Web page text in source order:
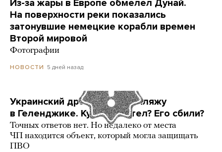
Из-за жары в Европе обмелел Дунай.
На поверхности реки показались
затонувшие немецкие корабли времен
Второй мировой
Фотографии
НОВОСТИ 5 дней назад
Украинский дрон попал по пляжу
в Геленджике. Куда он летел? Его сбили?
Точных ответов нет. Но недалеко от места
ЧП находится объект, который могла защищать
ПВО